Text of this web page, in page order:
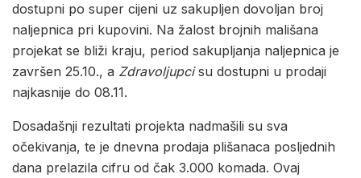
dostupni po super cijeni uz sakupljen dovoljan broj
naljepnica pri kupovini. Na žalost brojnih mališana
projekat se bliži kraju, period sakupljanja naljepnica je
završen 25.10., a Zdravoljupcisu dostupni u prodaji
najkasnije do 08.11.
Dosadašnji rezultati projekta nadmašili su sva
očekivanja, te je dnevna prodaja plišanaca posljednih
dana prelazila cifru od čak 3.000 komada. Ovaj